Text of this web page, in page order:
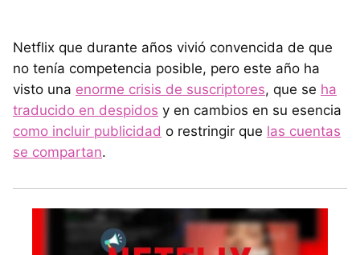
Netflix que durante años vivió convencida de que
no tenía competencia posible, pero este año ha
visto una enorme crisis de suscriptores, que se ha
traducido en despidos y en cambios en su esencia
como incluir publicidad o restringir que las cuentas
se compartan.